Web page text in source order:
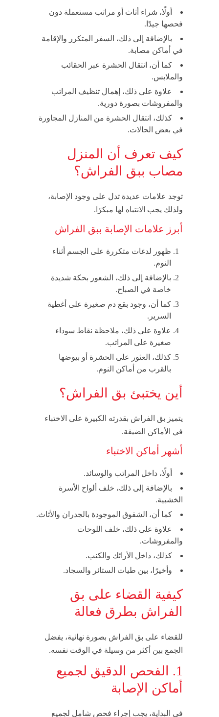
أولًا، شراء أثاث أو مراتب مستعملة دون
فحصها جيدًا.
بالإضافة إلى ذلك، السفر المتكرر والإقامة
في أماكن مصابة.
كما أن، انتقال الحشرة عبر الحقائب
والملابس.
علاوة على ذلك، إهمال تنظيف المراتب
والمفروشات بصورة دورية.
كذلك، انتقال الحشرة من المنازل المجاورة
في بعض الحالات.
كيف تعرف أن المنزل
مصاب ببق الفراش؟
توجد علامات عديدة تدل على وجود الإصابة،
ولذلك يجب الانتباه لها مبكرًا.
أبرز علامات الإصابة ببق الفراش
ظهور لدغات متكررة على الجسم أثناء
النوم.
بالإضافة إلى ذلك، الشعور بحكة شديدة
خاصة في الصباح.
كما أن، وجود بقع دم صغيرة على أغطية
السرير.
علاوة على ذلك، ملاحظة نقاط سوداء
صغيرة على المراتب.
كذلك، العثور على الحشرة أو بيوضها
بالقرب من أماكن النوم.
أين يختبئ بق الفراش؟
يتميز بق الفراش بقدرته الكبيرة على الاختباء
في الأماكن الضيقة.
أشهر أماكن الاختباء
أولًا، داخل المراتب والوسائد.
بالإضافة إلى ذلك، خلف ألواح الأسرة
الخشبية.
كما أن، الشقوق الموجودة بالجدران والأثاث.
علاوة على ذلك، خلف اللوحات
والمفروشات.
كذلك، داخل الأرائك والكنب.
وأخيرًا، بين طيات الستائر والسجاد.
كيفية القضاء على بق
الفراش بطرق فعالة
للقضاء على بق الفراش بصورة نهائية، يفضل
الجمع بين أكثر من وسيلة في الوقت نفسه.
1. الفحص الدقيق لجميع
أماكن الإصابة
في البداية، يجب إجراء فحص شامل لجميع